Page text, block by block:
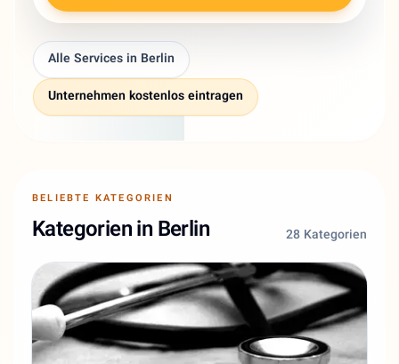
Alle Services in Berlin
Unternehmen kostenlos eintragen
BELIEBTE KATEGORIEN
Kategorien in Berlin 28 Kategorien